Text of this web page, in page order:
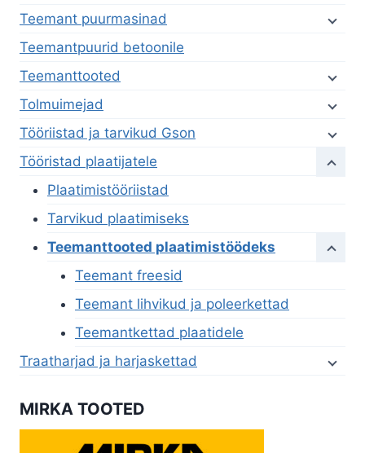
Teemant puurmasinad
Teemantpuurid betoonile
Teemanttooted
Tolmuimejad
Tööriistad ja tarvikud Gson
Tööristad plaatijatele
Plaatimistööriistad
Tarvikud plaatimiseks
Teemanttooted plaatimistöödeks
Teemant freesid
Teemant lihvikud ja poleerkettad
Teemantkettad plaatidele
Traatharjad ja harjaskettad
MIRKA TOOTED